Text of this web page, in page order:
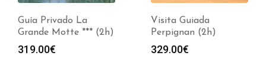
Guía Privado La
Grande Motte *** (2h)
319.00€
Visita Guiada
Perpignan (2h)
329.00€